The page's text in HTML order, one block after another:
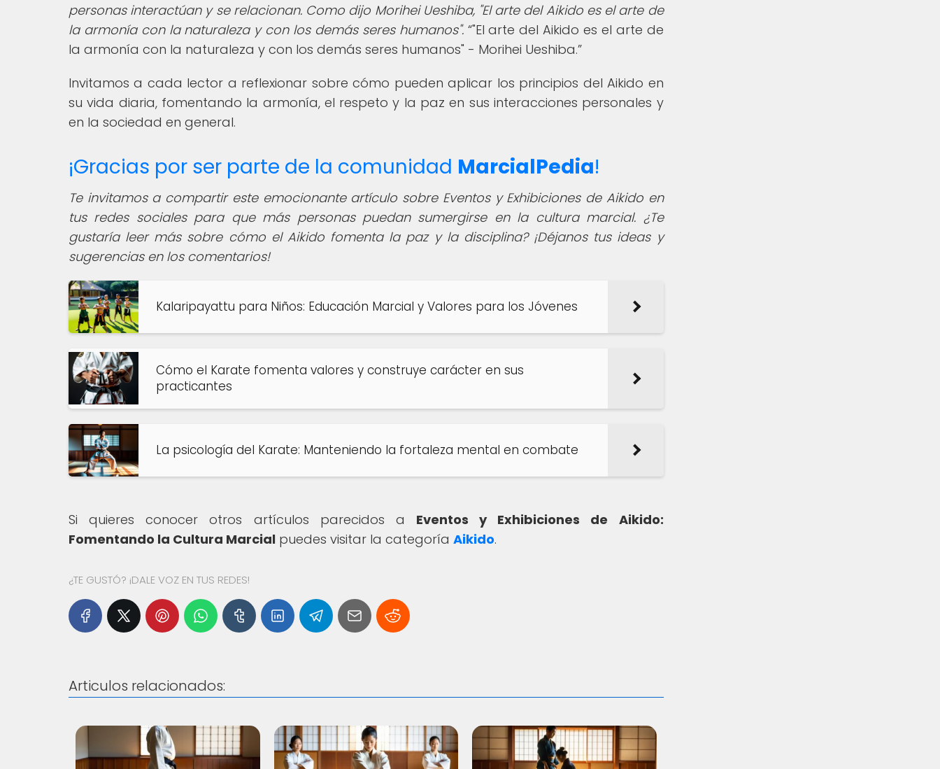
personas interactúan y se relacionan. Como dijo Morihei Ueshiba, "El arte del Aikido es el arte de
la armonía con la naturaleza y con los demás seres humanos". "El arte del Aikido es el arte de
la armonía con la naturaleza y con los demás seres humanos" - Morihei Ueshiba.
Invitamos a cada lector a reflexionar sobre cómo pueden aplicar los principios del Aikido en
su vida diaria, fomentando la armonía, el respeto y la paz en sus interacciones personales y
en la sociedad en general.
¡Gracias por ser parte de la comunidad MarcialPedia!
Te invitamos a compartir este emocionante artículo sobre Eventos y Exhibiciones de Aikido en
tus redes sociales para que más personas puedan sumergirse en la cultura marcial. ¿Te
gustaría leer más sobre cómo el Aikido fomenta la paz y la disciplina? ¡Déjanos tus ideas y
sugerencias en los comentarios!
Kalaripayattu para Niños: Educación Marcial y Valores para los Jóvenes
Cómo el Karate fomenta valores y construye carácter en sus
practicantes
La psicología del Karate: Manteniendo la fortaleza mental en combate
Si quieres conocer otros artículos parecidos a Eventos y Exhibiciones de Aikido:
Fomentando la Cultura Marcial puedes visitar la categoría Aikido.
¿TE GUSTÓ? ¡DALE VOZ EN TUS REDES!
Articulos relacionados: